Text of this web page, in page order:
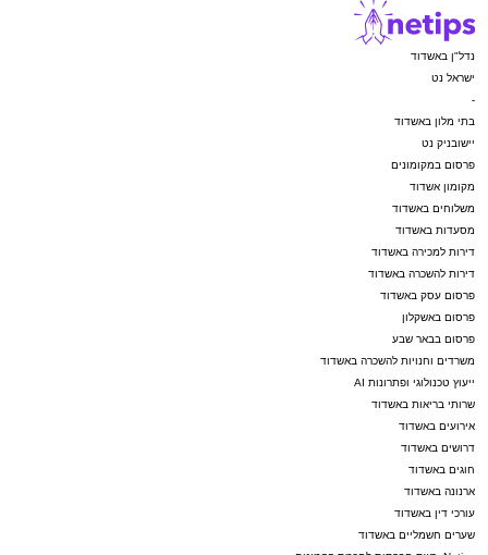
נדל"ן באשדוד
ישראל נט
-
בתי מלון באשדוד
יישובניק נט
פרסום במקומונים
מקומון אשדוד
משלוחים באשדוד
מסעדות באשדוד
דירות למכירה באשדוד
דירות להשכרה באשדוד
פרסום עסק באשדוד
פרסום באשקלון
פרסום בבאר שבע
משרדים וחנויות להשכרה באשדוד
ייעוץ טכנולוגי ופתרונות AI
שרותי בריאות באשדוד
אירועים באשדוד
דרושים באשדוד
חוגים באשדוד
ארנונה באשדוד
עורכי דין באשדוד
שערים חשמליים באשדוד